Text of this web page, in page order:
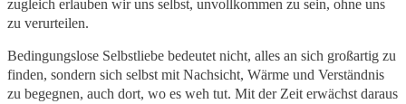
zugleich erlauben wir uns selbst, unvollkommen zu sein, ohne uns
zu verurteilen.
Bedingungslose Selbstliebe bedeutet nicht, alles an sich großartig zu
finden, sondern sich selbst mit Nachsicht, Wärme und Verständnis
zu begegnen, auch dort, wo es weh tut. Mit der Zeit erwächst daraus